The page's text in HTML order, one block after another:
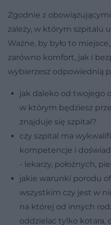
Zgodnie z
zależy, w którym szpitalu
Ważne, by było to
zarówno komfort, jak i
wybierzesz odpowiednią
jak daleko od twojego
w którym będziesz
znajduje się szpital?
czy szpital ma
kompetencje i
- lekarzy, położnych,
jakie warunki porodu
wszystkim czy jest w
na której od innych
oddzielać tylko kotara,